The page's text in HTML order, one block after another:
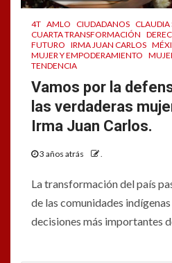
4T AMLO CIUDADANOS CLAUDIA
CUARTA TRANSFORMACIÓN
FUTURO IRMA JUAN CARLOS
MUJER Y EMPODERAMIENTO
TENDENCIA
Vamos por la
las verdaderas
Irma Juan Carlos.
3 años atrás .
La transformación del país
de las comunidades
decisiones más importantes